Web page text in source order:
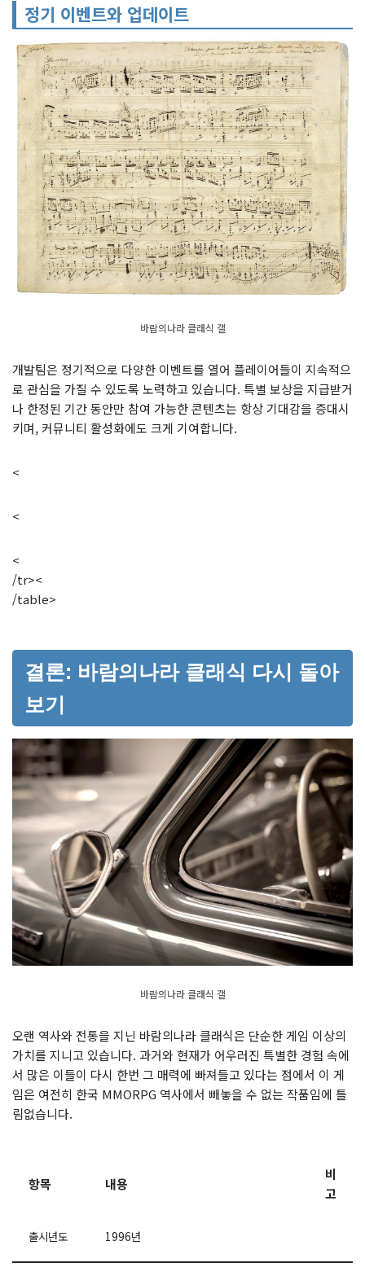
정기 이벤트와 업데이트
바람의나라 클래식 갤
개발팀은 정기적으로 다양한 이벤트를 열어 플레이어들이 지속적으
로 관심을 가질 수 있도록 노력하고 있습니다. 특별 보상을 지급받거
나 한정된 기간 동안만 참여 가능한 콘텐츠는 항상 기대감을 증대시
키며, 커뮤니티 활성화에도 크게 기여합니다.
<
<
<
/tr><
/table>
결론: 바람의나라 클래식 다시 돌아
보기
바람의나라 클래식 갤
오랜 역사와 전통을 지닌 바람의나라 클래식은 단순한 게임 이상의
가치를 지니고 있습니다. 과거와 현재가 어우러진 특별한 경험 속에
서 많은 이들이 다시 한번 그 매력에 빠져들고 있다는 점에서 이 게
임은 여전히 한국 MMORPG 역사에서 빼놓을 수 없는 작품임에 틀
림없습니다.
항목 내용
비
고
출시년도 1996년